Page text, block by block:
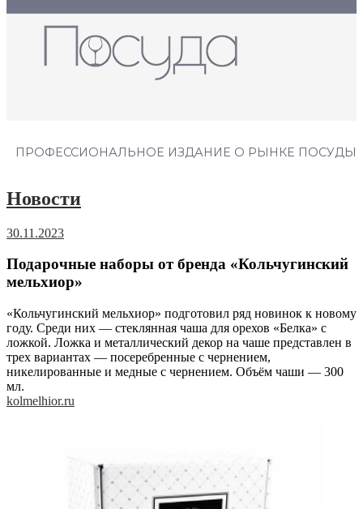
ПРОФЕССИОНАЛЬНОЕ ИЗДАНИЕ О РЫНКЕ ПОСУДЫ
Новости
30.11.2023
Подарочные наборы от бренда «Кольчугинский
мельхиор»
«Кольчугинский мельхиор» подготовил ряд новинок к новому
году. Среди них — стеклянная чаша для орехов «Белка» с
ложкой. Ложка и металлический декор на чаше представлен в
трех вариантах — посеребренные с чернением,
никелированные и медные с чернением. Объём чаши — 300
мл.
kolmelhior.ru